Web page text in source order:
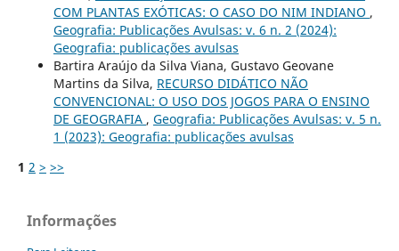
COM PLANTAS EXÓTICAS: O CASO DO NIM INDIANO ,
Geografia: Publicações Avulsas: v. 6 n. 2 (2024):
Geografia: publicações avulsas
Bartira Araújo da Silva Viana, Gustavo Geovane
Martins da Silva, RECURSO DIDÁTICO NÃO
CONVENCIONAL: O USO DOS JOGOS PARA O ENSINO
DE GEOGRAFIA , Geografia: Publicações Avulsas: v. 5 n.
1 (2023): Geografia: publicações avulsas
1 2 > >>
Informações